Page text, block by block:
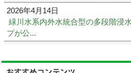
2026年4月14日
緑川水系内外水統合型の多段階浸
プが公...